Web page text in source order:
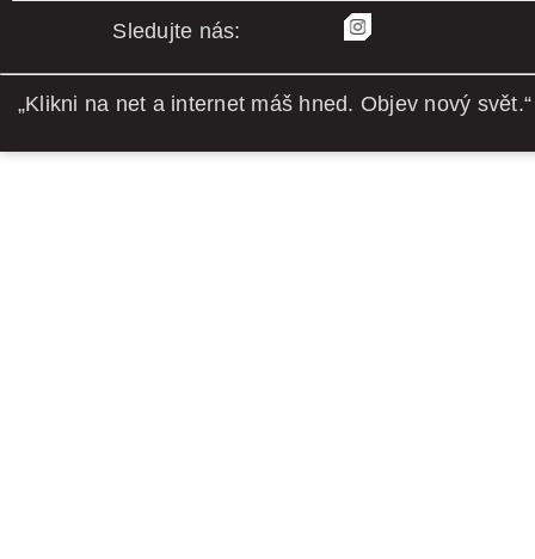
Sledujte nás:
„Klikni na net a internet máš hned. Objev nový svět.“